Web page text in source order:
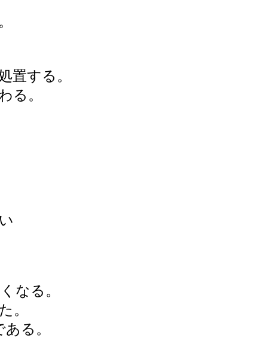
置する。
る。
なる。
。
る。